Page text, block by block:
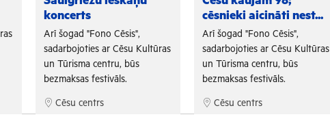
koncerts
Arī šogad "Fono Cēsis",
sadarbojoties ar Cēsu Kultūras
un Tūrisma centru, būs
bezmaksas festivāls.
Cēsu centrs
cēsnieki aicināti nest...
Arī šogad "Fono Cēsis",
sadarbojoties ar Cēsu Kultūras
un Tūrisma centru, būs
bezmaksas festivāls.
Cēsu centrs